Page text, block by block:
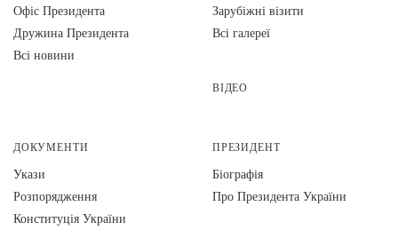
Офіс Президента
Дружина Президента
Всі новини
Зарубіжні візити
Всі галереї
ВІДЕО
ДОКУМЕНТИ
Укази
Розпорядження
Конституція України
ПРЕЗИДЕНТ
Біографія
Про Президента України